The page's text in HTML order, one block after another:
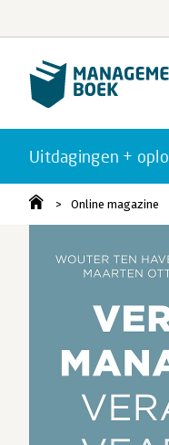
Uitdagingen +
Online magazine